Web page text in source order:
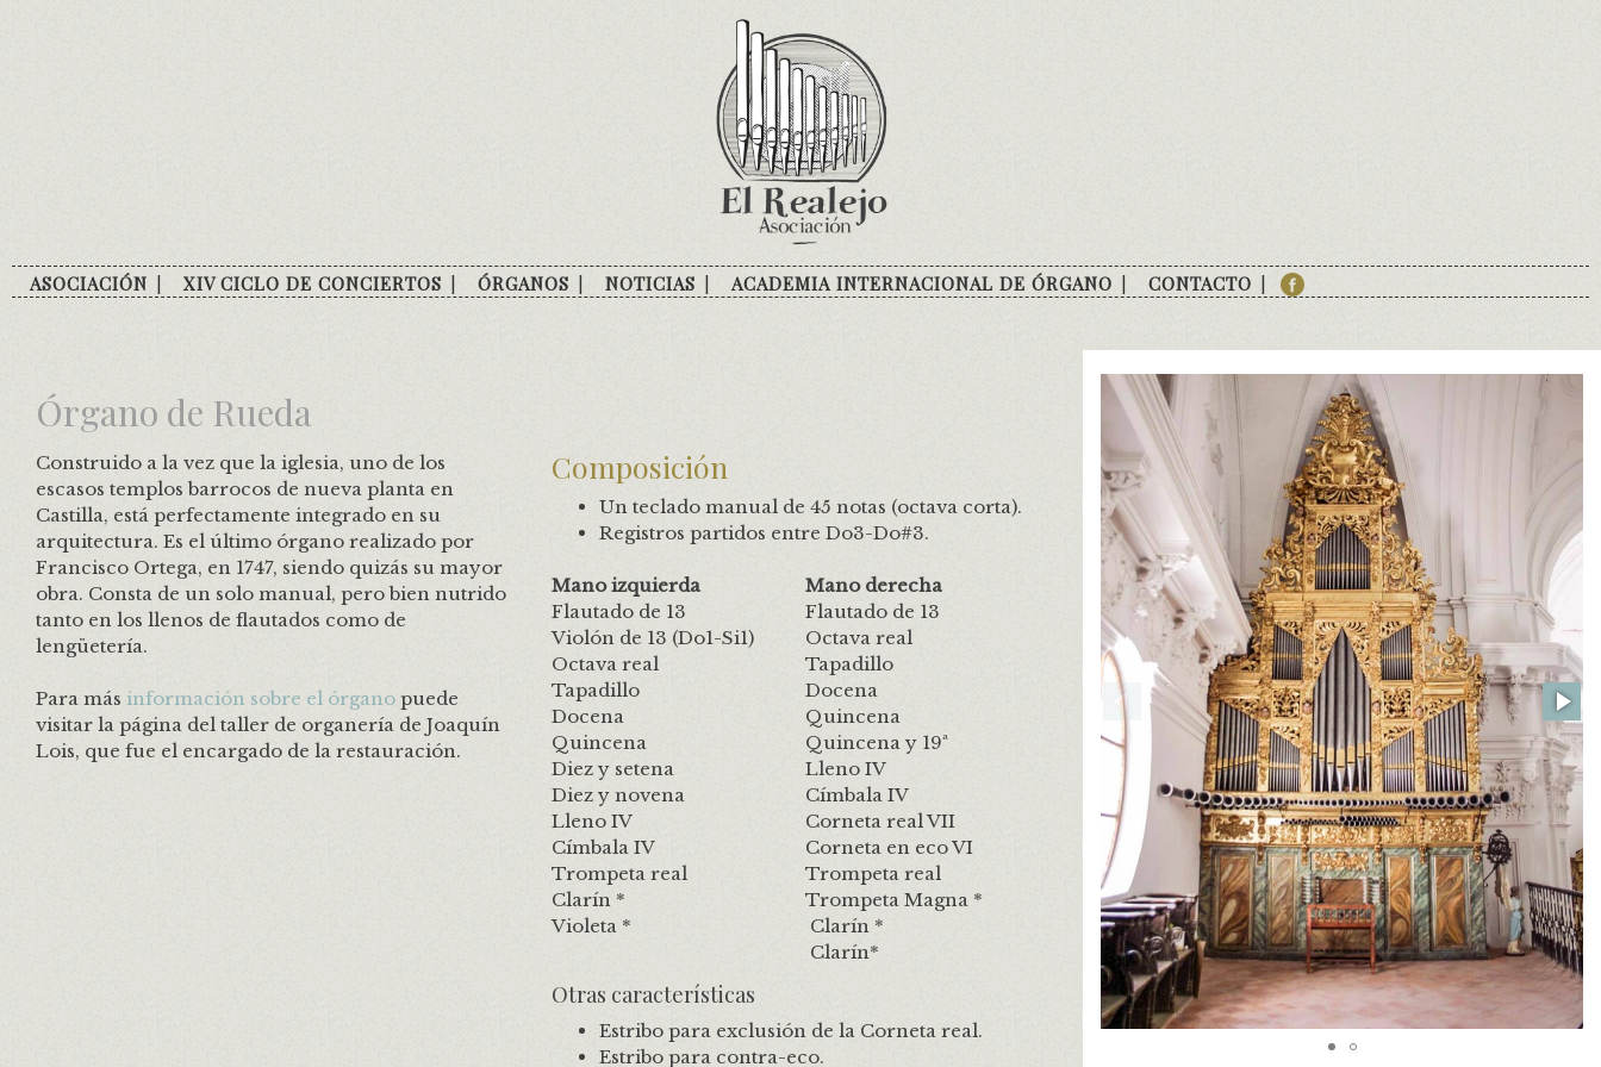
ASOCIACIÓN XIV CICLO DE CONCIERTOS ÓRGANOS NOTICIAS ACADEMIA INTERNACIONAL DE ÓRGANO CONTACTO
Órgano de Rueda
Construido a la vez que la iglesia, uno de los
escasos templos barrocos de nueva planta en
Castilla, está perfectamente integrado en su
arquitectura. Es el último órgano realizado por
Francisco Ortega, en 1747, siendo quizás su mayor
obra. Consta de un solo manual, pero bien nutrido
tanto en los llenos de flautados como de
lengüetería.
Para más información sobre el órgano puede
visitar la página del taller de organería de Joaquín
Lois, que fue el encargado de la restauración.
Composición
Un teclado manual de 45 notas (octava corta).
Registros partidos entre Do3-Do#3.
Mano izquierda
Mano derecha
Flautado de 13
Flautado de 13
Violón de 13 (Do1-Si1)
Octava real
Octava real
Tapadillo
Tapadillo
Docena
Docena
Quincena
Quincena
Quincena y 19ª
Diez y setena
Lleno IV
Diez y novena
Címbala IV
Lleno IV
Corneta real VII
Címbala IV
Corneta en eco VI
Trompeta real
Trompeta real
Clarín *
Trompeta Magna *
Violeta *
Clarín *
Clarín*
Otras características
Estribo para exclusión de la Corneta real.
Estribo para contra-eco.